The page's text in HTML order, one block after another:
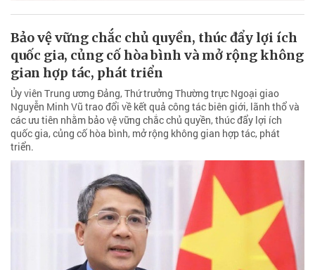
Bảo vệ vững chắc chủ quyền, thúc đẩy lợi ích
quốc gia, củng cố hòa bình và mở rộng không
gian hợp tác, phát triển
Ủy viên Trung ương Đảng, Thứ trưởng Thường trực Ngoại giao
Nguyễn Minh Vũ trao đổi về kết quả công tác biên giới, lãnh thổ và
các ưu tiên nhằm bảo vệ vững chắc chủ quyền, thúc đẩy lợi ích
quốc gia, củng cố hòa bình, mở rộng không gian hợp tác, phát
triển.